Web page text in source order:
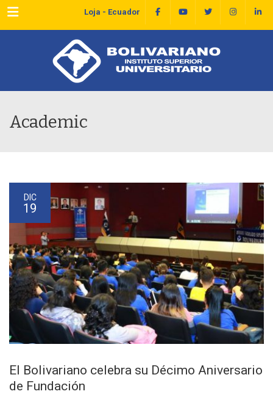
Menu Loja - Ecuador
Academic
DIC
19
El Bolivariano celebra su Décimo Aniversario
de Fundación